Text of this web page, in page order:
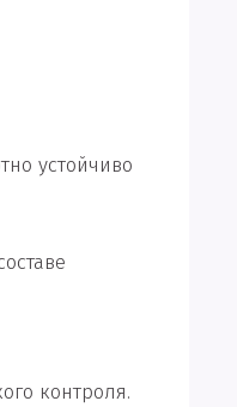
устойчиво
контроля.